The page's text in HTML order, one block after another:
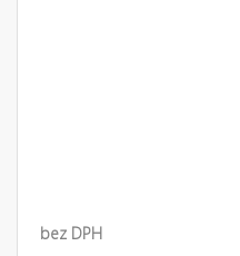
bez DPH